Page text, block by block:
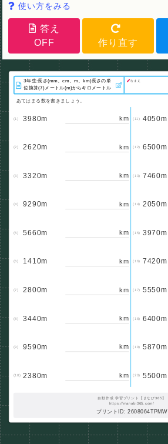
使い方をみる
答え
OFF
作り直す
なまえ
あてはまる数を書きましょう。
(1) 3980m km
(2) 2620m km
(3) 3320m km
(4) 9290m km
(5) 5660m km
(6) 1410m km
(7) 2800m km
(8) 3440m km
(9) 9590m km
(10) 2380m km
(11) 4050m
(12) 6500m
(13) 7460m
(14) 2050m
(15) 3970m
(16) 7420m
(17) 5550m
(18) 6400m
(19) 5870m
(20) 5500m
自動作成 学習プリント【まなび365】
https://manabi365.com/
プリントID: 2608064TPMW